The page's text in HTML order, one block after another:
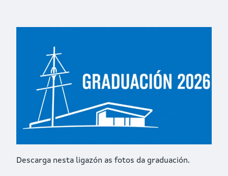
Close search
Descarga nesta ligazón as fotos da graduación.